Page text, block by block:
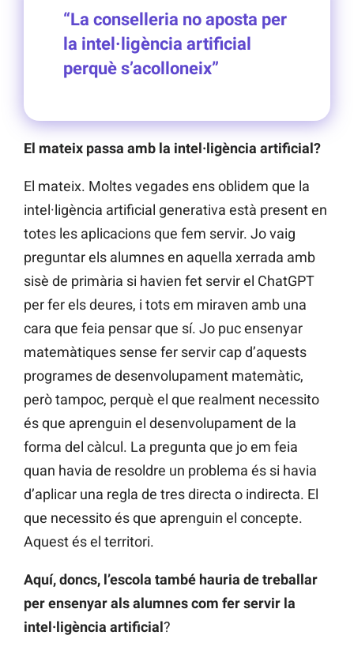
“La conselleria no aposta per
la intel·ligència artificial
perquè s’acolloneix”
El mateix passa amb la intel·ligència artificial?
El mateix. Moltes vegades ens oblidem que la
intel·ligència artificial generativa està present en
totes les aplicacions que fem servir. Jo vaig
preguntar els alumnes en aquella xerrada amb
sisè de primària si havien fet servir el ChatGPT
per fer els deures, i tots em miraven amb una
cara que feia pensar que sí. Jo puc ensenyar
matemàtiques sense fer servir cap d’aquests
programes de desenvolupament matemàtic,
però tampoc, perquè el que realment necessito
és que aprenguin el desenvolupament de la
forma del càlcul. La pregunta que jo em feia
quan havia de resoldre un problema és si havia
d’aplicar una regla de tres directa o indirecta. El
que necessito és que aprenguin el concepte.
Aquest és el territori.
Aquí, doncs, l’escola també hauria de treballar
per ensenyar als alumnes com fer servir la
intel·ligència artificial?